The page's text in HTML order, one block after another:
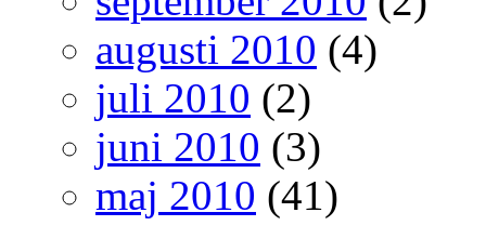
augusti 2010 (4)
juli 2010 (2)
juni 2010 (3)
maj 2010 (41)